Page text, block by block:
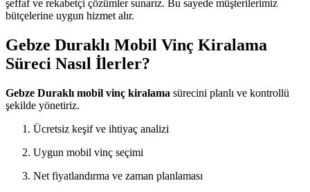
şeffaf ve rekabetçi çözümler sunarız. Bu sayede müşterilerimiz
bütçelerine uygun hizmet alır.
Gebze Duraklı Mobil Vinç Kiralama
Süreci Nasıl İlerler?
Gebze Duraklı mobil vinç kiralama sürecini planlı ve kontrollü
şekilde yönetiriz.
Ücretsiz keşif ve ihtiyaç analizi
Uygun mobil vinç seçimi
Net fiyatlandırma ve zaman planlaması